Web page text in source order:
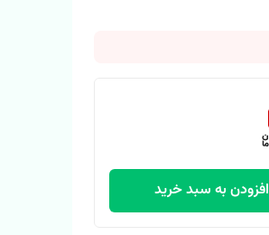
افزودن به سبد خرید